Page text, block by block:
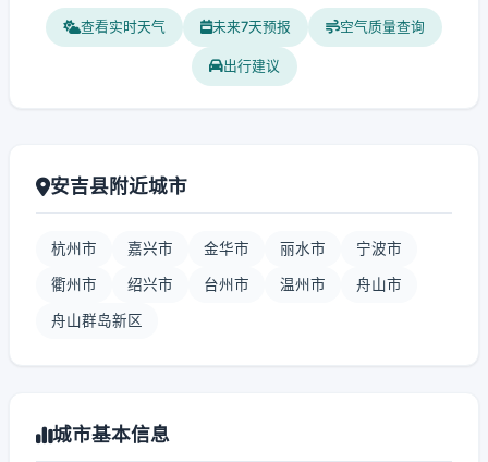
查看实时天气 未来7天预报 空气质量查询
出行建议
安吉县附近城市
杭州市 嘉兴市 金华市 丽水市 宁波市
衢州市 绍兴市 台州市 温州市 舟山市
舟山群岛新区
城市基本信息